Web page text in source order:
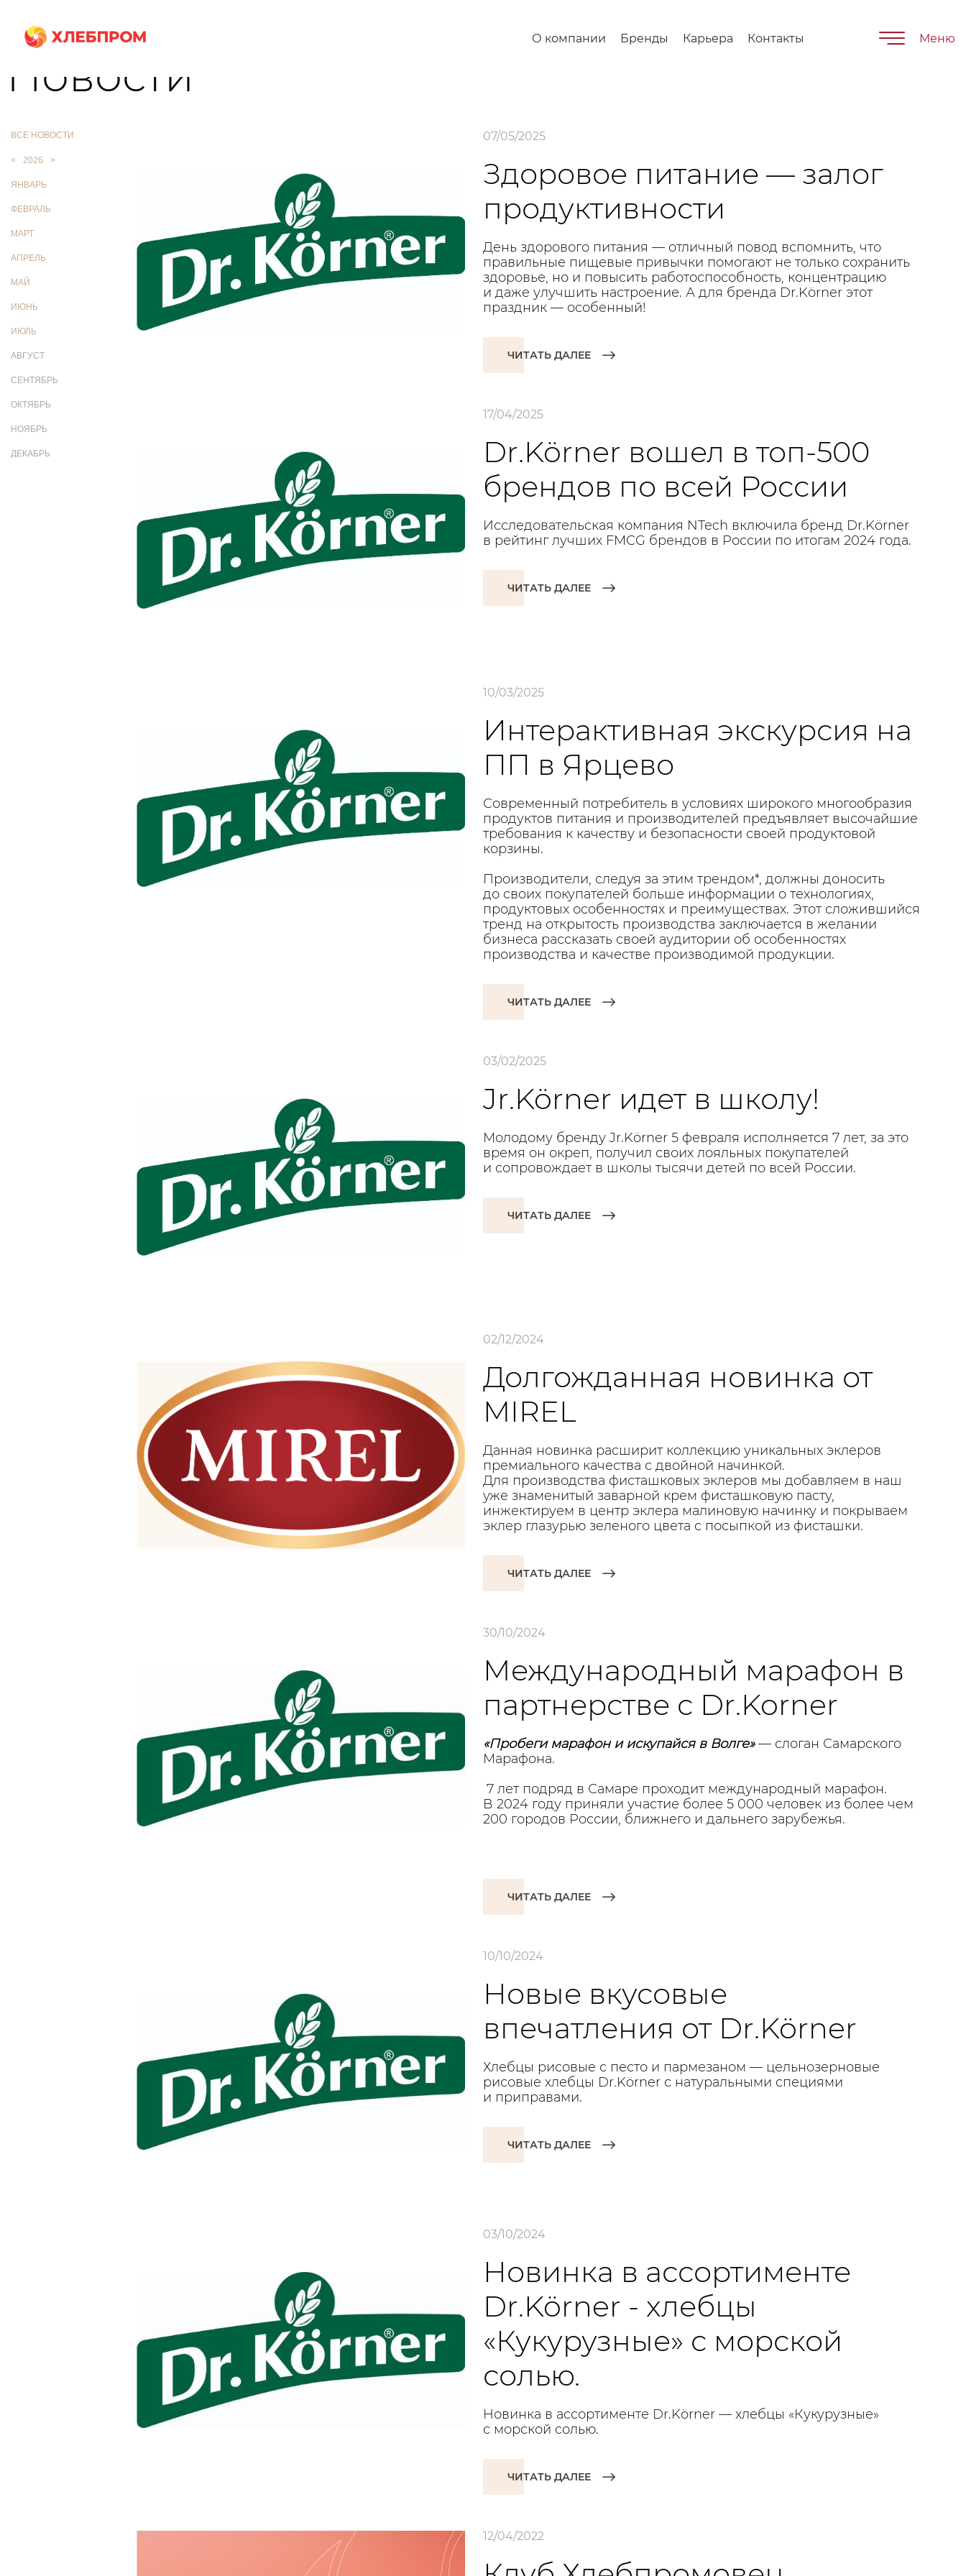
О компании Бренды Карьера Контакты Меню
Главная О компании Новости
Новости
ВСЕ НОВОСТИ
< 2026 >
ЯНВАРЬ
ФЕВРАЛЬ
МАРТ
АПРЕЛЬ
МАЙ
ИЮНЬ
ИЮЛЬ
АВГУСТ
СЕНТЯБРЬ
ОКТЯБРЬ
НОЯБРЬ
ДЕКАБРЬ
07/05/2025
Здоровое питание — залог
продуктивности
День здорового питания — отличный повод вспомнить, что
правильные пищевые привычки помогают не только сохранить
здоровье, но и повысить работоспособность, концентрацию
и даже улучшить настроение. А для бренда Dr.Körner этот
праздник — особенный!
ЧИТАТЬ ДАЛЕЕ
17/04/2025
Dr.Körner вошел в топ-500
брендов по всей России
Исследовательская компания NTech включила бренд Dr.Körner
в рейтинг лучших FMCG брендов в России по итогам 2024 года.
ЧИТАТЬ ДАЛЕЕ
10/03/2025
Интерактивная экскурсия на
ПП в Ярцево
Современный потребитель в условиях широкого многообразия
продуктов питания и производителей предъявляет высочайшие
требования к качеству и безопасности своей продуктовой
корзины.
Производители, следуя за этим трендом*, должны доносить
до своих покупателей больше информации о технологиях,
продуктовых особенностях и преимуществах. Этот сложившийся
тренд на открытость производства заключается в желании
бизнеса рассказать своей аудитории об особенностях
производства и качестве производимой продукции.
ЧИТАТЬ ДАЛЕЕ
03/02/2025
Jr.Körner идет в школу!
Молодому бренду Jr.Körner 5 февраля исполняется 7 лет, за это
время он окреп, получил своих лояльных покупателей
и сопровождает в школы тысячи детей по всей России.
ЧИТАТЬ ДАЛЕЕ
02/12/2024
Долгожданная новинка от
MIREL
Данная новинка расширит коллекцию уникальных эклеров
премиального качества с двойной начинкой.
Для производства фисташковых эклеров мы добавляем в наш
уже знаменитый заварной крем фисташковую пасту,
инжектируем в центр эклера малиновую начинку и покрываем
эклер глазурью зеленого цвета с посыпкой из фисташки.
ЧИТАТЬ ДАЛЕЕ
30/10/2024
Международный марафон в
партнерстве с Dr.Korner
«Пробеги марафон и искупайся в Волге»— слоган Самарского
Марафона.
7 лет подряд в Самаре проходит международный марафон.
В 2024 году приняли участие более 5 000 человек из более чем
200 городов России, ближнего и дальнего зарубежья.
ЧИТАТЬ ДАЛЕЕ
10/10/2024
Новые вкусовые
впечатления от Dr.Körner
Хлебцы рисовые с песто и пармезаном — цельнозерновые
рисовые хлебцы Dr.Körner с натуральными специями
и приправами.
ЧИТАТЬ ДАЛЕЕ
03/10/2024
Новинка в ассортименте
Dr.Körner - хлебцы
«Кукурузные» с морской
солью.
Новинка в ассортименте Dr.Körner — хлебцы «Кукурузные»
с морской солью.
ЧИТАТЬ ДАЛЕЕ
12/04/2022